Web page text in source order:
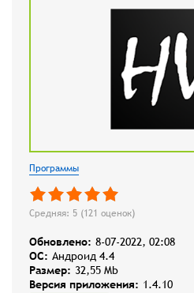
Программы
Средняя: 5 (121 оценок)
Обновлено: 8-07-2022, 02:08
OC: Андроид 4.4
Размер: 32,55 Mb
Версия приложения: 1.4.10